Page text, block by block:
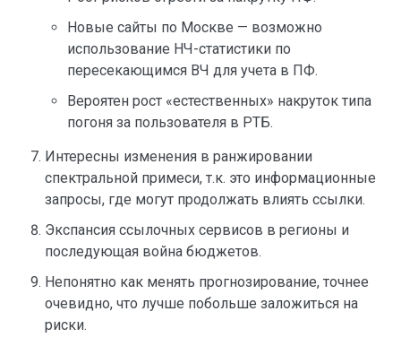
Новые сайты по Москве — возможно
использование НЧ-статистики по
пересекающимся ВЧ для учета в ПФ.
Вероятен рост «естественных» накруток типа
погоня за пользователя в РТБ.
Интересны изменения в ранжировании
спектральной примеси, т.к. это информационные
запросы, где могут продолжать влиять ссылки.
Экспансия ссылочных сервисов в регионы и
последующая война бюджетов.
Непонятно как менять прогнозирование, точнее
очевидно, что лучше побольше заложиться на
риски.